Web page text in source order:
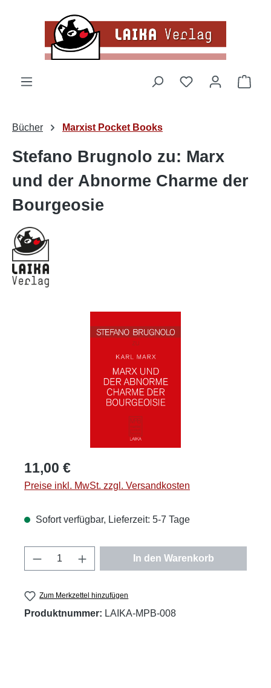
Zum Hauptinhalt springen
Du hast 0
Bücher Marxist Pocket Books
Stefano Brugnolo zu: Marx
und der Abnorme Charme der
Bourgeosie
Regulärer Preis:
11,00 €
Preise inkl. MwSt. zzgl. Versandkosten
Sofort verfügbar, Lieferzeit: 5-7 Tage
Produkt Anzahl: Gib den gewünschten
In den Warenkorb
Zum Merkzettel hinzufügen
Produktnummer: LAIKA-MPB-008